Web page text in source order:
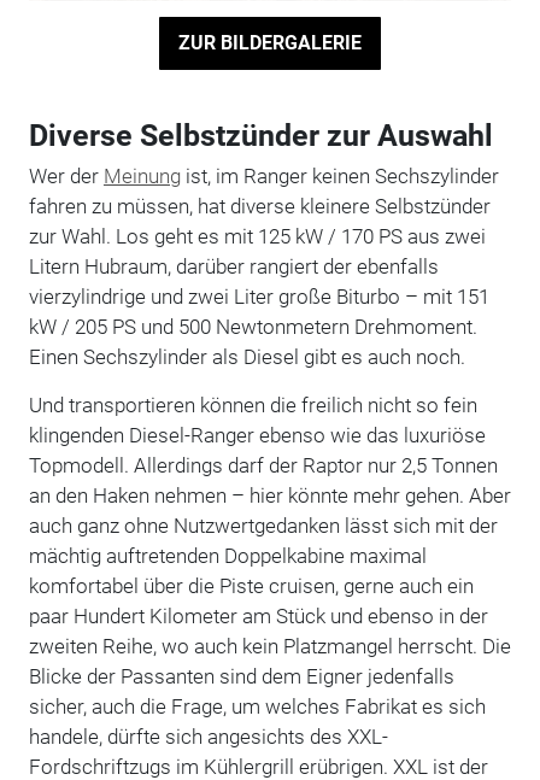
ZUR BILDERGALERIE
Diverse Selbstzünder zur Auswahl
Wer der Meinungist, im Ranger keinen Sechszylinder
fahren zu müssen, hat diverse kleinere Selbstzünder
zur Wahl. Los geht es mit 125 kW / 170 PS aus zwei
Litern Hubraum, darüber rangiert der ebenfalls
vierzylindrige und zwei Liter große Biturbo – mit 151
kW / 205 PS und 500 Newtonmetern Drehmoment.
Einen Sechszylinder als Diesel gibt es auch noch.
Und transportieren können die freilich nicht so fein
klingenden Diesel-Ranger ebenso wie das luxuriöse
Topmodell. Allerdings darf der Raptor nur 2,5 Tonnen
an den Haken nehmen – hier könnte mehr gehen. Aber
auch ganz ohne Nutzwertgedanken lässt sich mit der
mächtig auftretenden Doppelkabine maximal
komfortabel über die Piste cruisen, gerne auch ein
paar Hundert Kilometer am Stück und ebenso in der
zweiten Reihe, wo auch kein Platzmangel herrscht. Die
Blicke der Passanten sind dem Eigner jedenfalls
sicher, auch die Frage, um welches Fabrikat es sich
handele, dürfte sich angesichts des XXL-
Fordschriftzugs im Kühlergrill erübrigen. XXL ist der